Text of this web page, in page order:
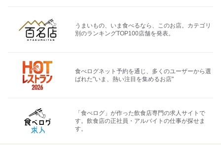
うまいもの、いま食べるなら、このお店。カテゴリ
別のランキングTOP100店舗を発表。
食べログネット予約を通じ、多くのユーザーから選
ばれた"いま、熱い注目を集めるお店"
「食べログ」が作った飲食店専門の求人サイトで
す。飲食店の正社員・アルバイトの仕事が探せま
す。